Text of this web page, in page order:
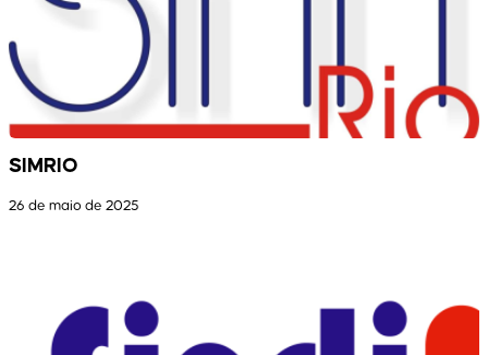
SIMRIO
26 de maio de 2025